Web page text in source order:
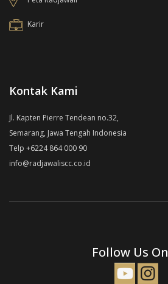
Karir
Kontak Kami
Jl. Kapten Pierre Tendean no.32,
Semarang, Jawa Tengah Indonesia
Telp +6224 864 000 90
info@radjawaliscc.co.id
Follow Us On